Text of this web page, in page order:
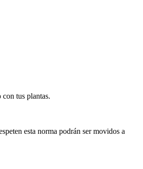
tus plantas.
esta norma podrán ser movidos a